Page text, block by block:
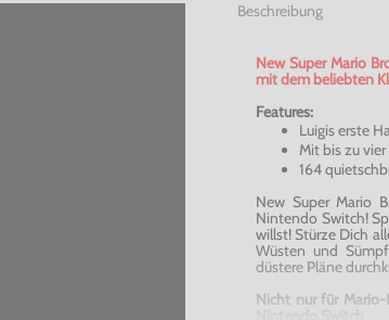
Beschreibung
New Super Mario
mit dem beliebten
Features:
Luigis erste
Mit bis zu
164
New Super Mario
Nintendo Switch!
willst! Stürze Dich
Wüsten und
düstere Pläne
Nicht nur für Mario-